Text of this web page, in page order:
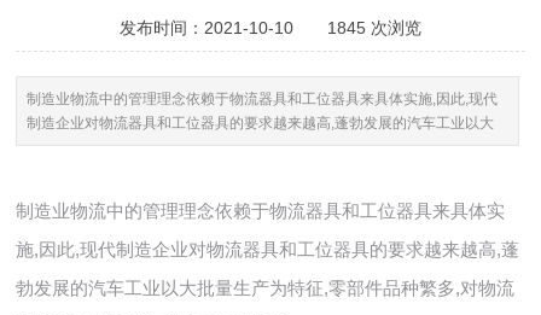
发布时间：2021-10-10 1845 次浏览
制造业物流中的管理理念依赖于物流器具和工位器具来具体实施,因此,现代
制造企业对物流器具和工位器具的要求越来越高,蓬勃发展的汽车工业以大
批量生产为特征,零部件品种繁多,对物流器具和工位器具有很多更高的要
制造业物流中的管理理念依赖于物流器具和工位器具来具体实
施,因此,现代制造企业对物流器具和工位器具的要求越来越高,蓬
勃发展的汽车工业以大批量生产为特征,零部件品种繁多,对物流